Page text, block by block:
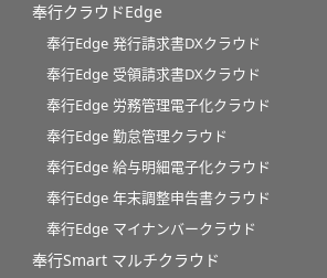
奉行クラウドEdge
奉行Edge 発行請求書DXクラウド
奉行Edge 受領請求書DXクラウド
奉行Edge 労務管理電子化クラウド
奉行Edge 勤怠管理クラウド
奉行Edge 給与明細電子化クラウド
奉行Edge 年末調整申告書クラウド
奉行Edge マイナンバークラウド
奉行Smart マルチクラウド